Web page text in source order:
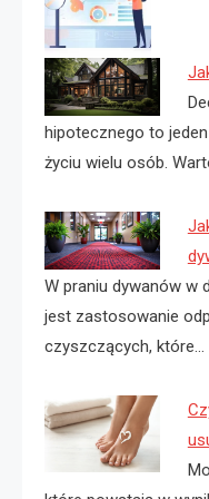
hipotecznego to
życiu wielu osób.
W praniu dywanów w
jest zastosowanie
czyszczących, które…